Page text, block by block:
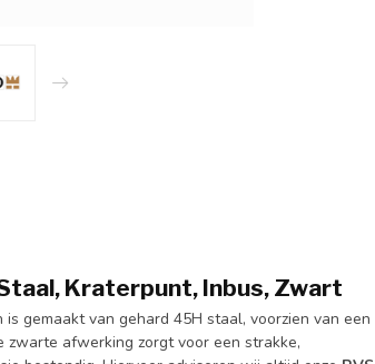
Kraterpunt, Inbus, Zwart
is gemaakt van gehard 45H staal, voorzien van een
zwarte afwerking zorgt voor een strakke,